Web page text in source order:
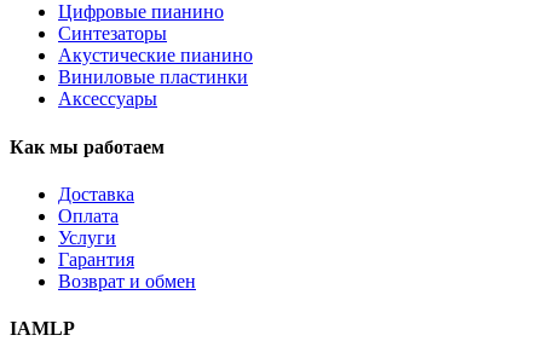
Цифровые пианино
Синтезаторы
Акустические пианино
Виниловые пластинки
Аксессуары
Как мы работаем
Доставка
Оплата
Услуги
Гарантия
Возврат и обмен
IAMLP